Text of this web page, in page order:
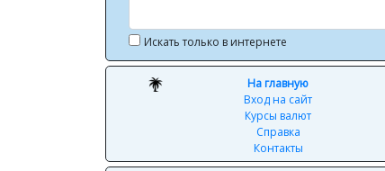
Искать только в интернете
На главную
Вход на сайт
Курсы валют
Справка
Контакты